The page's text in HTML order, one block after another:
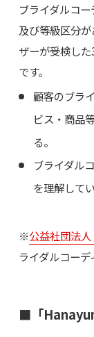
ブライダルコ
及び等級区分
ザーが受検し
です。
顧客のブラ
ビス・商品
る。
ブライダル
を理解してい
※公益社団法
ライダルコー
■「